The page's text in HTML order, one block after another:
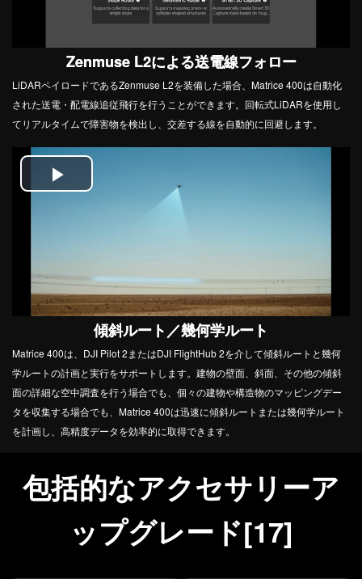
Zenmuse L2による送電線フォロー
LiDARペイロードであるZenmuse L2を装備した場合、Matrice 400は自動化
された送電・配電線追従飛行を行うことができます。回転式LiDARを使用し
てリアルタイムで障害物を検出し、交差する線を自動的に回避します。
Play
傾斜ルート／幾何学ルート
Matrice 400は、DJI Pilot 2またはDJI FlightHub 2を介して傾斜ルートと幾何
学ルートの計画と実行をサポートします。建物の壁面、斜面、その他の傾斜
面の詳細な空中調査を行う場合でも、個々の建物や構造物のマッピングデー
タを収集する場合でも、Matrice 400は迅速に傾斜ルートまたは幾何学ルート
を計画し、高精度データを効率的に取得できます。
包括的なアクセサリーア
ップグレード[17]